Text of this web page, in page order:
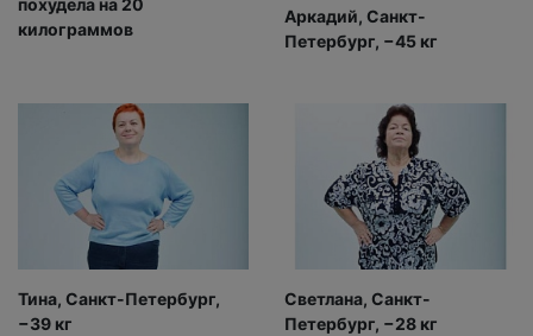
килограммов
Аркадий, Санкт-
Петербург, −45 кг
Тина, Санкт-Петербург,
−39 кг
Светлана, Санкт-
Петербург, −28 кг